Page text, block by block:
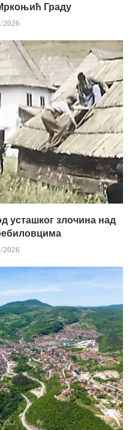
Граду
2026
усташког злочина над
2026